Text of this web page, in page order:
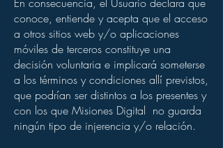
conoce, entiende y acepta que el acceso
a otros sitios web y/o aplicaciones
móviles de terceros constituye una
decisión voluntaria e implicará someterse
a los términos y condiciones allí previstos,
que podrían ser distintos a los presentes y
con los que Misiones Digital no guarda
ningún tipo de injerencia y/o relación.